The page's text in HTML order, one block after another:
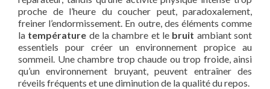
proche de l’heure du coucher peut, paradoxalement,
freiner l’endormissement. En outre, des éléments comme
la température de la chambre et le bruit ambiant sont
essentiels pour créer un environnement propice au
sommeil. Une chambre trop chaude ou trop froide, ainsi
qu’un environnement bruyant, peuvent entraîner des
réveils fréquents et une diminution de la qualité du repos.